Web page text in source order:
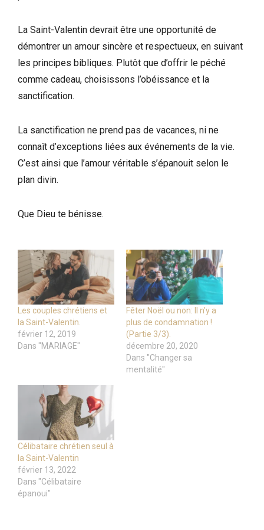
La Saint-Valentin devrait être une opportunité de
démontrer un amour sincère et respectueux, en suivant
les principes bibliques. Plutôt que d’offrir le péché
comme cadeau, choisissons l’obéissance et la
sanctification.
La sanctification ne prend pas de vacances, ni ne
connaît d’exceptions liées aux événements de la vie.
C’est ainsi que l’amour véritable s’épanouit selon le
plan divin.
Que Dieu te bénisse.
Les couples chrétiens et
la Saint-Valentin.
février 12, 2019
Dans "MARIAGE"
Fêter Noël ou non: Il n’y a
plus de condamnation !
(Partie 3/3).
décembre 20, 2020
Dans "Changer sa
mentalité"
Célibataire chrétien seul à
la Saint-Valentin
février 13, 2022
Dans "Célibataire
épanoui"